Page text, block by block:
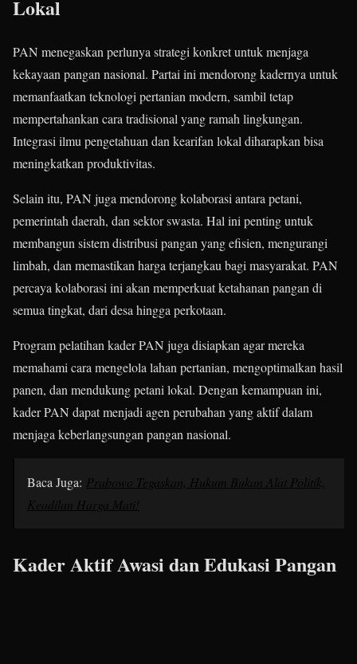
Lokal
PAN menegaskan perlunya strategi konkret untuk menjaga
kekayaan pangan nasional. Partai ini mendorong kadernya untuk
memanfaatkan teknologi pertanian modern, sambil tetap
mempertahankan cara tradisional yang ramah lingkungan.
Integrasi ilmu pengetahuan dan kearifan lokal diharapkan bisa
meningkatkan produktivitas.
Selain itu, PAN juga mendorong kolaborasi antara petani,
pemerintah daerah, dan sektor swasta. Hal ini penting untuk
membangun sistem distribusi pangan yang efisien, mengurangi
limbah, dan memastikan harga terjangkau bagi masyarakat. PAN
percaya kolaborasi ini akan memperkuat ketahanan pangan di
semua tingkat, dari desa hingga perkotaan.
Program pelatihan kader PAN juga disiapkan agar mereka
memahami cara mengelola lahan pertanian, mengoptimalkan hasil
panen, dan mendukung petani lokal. Dengan kemampuan ini,
kader PAN dapat menjadi agen perubahan yang aktif dalam
menjaga keberlangsungan pangan nasional.
Baca Juga: Prabowo Tegaskan, Hukum Bukan Alat Politik,
Keadilan Harga Mati!
Kader Aktif Awasi dan Edukasi Pangan